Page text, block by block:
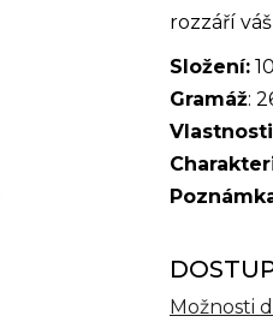
z
5
hvězdiček.
rozzáří
Složení:
Gramáž:
Možnosti